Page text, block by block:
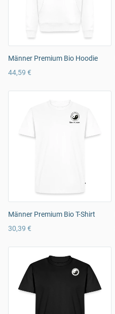
Männer Premium Bio Hoodie
44,59 €
Männer Premium Bio T-Shirt
30,39 €